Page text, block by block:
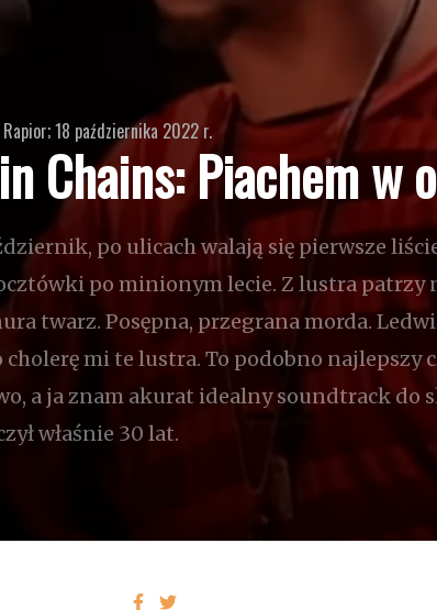
18 października 2022 r.
Chains: Piachem w
po ulicach walają się pierwsze
po minionym lecie. Z lustra patrzy
twarz. Posępna, przegrana morda.
cholerę mi te lustra. To podobno najlepszy
a ja znam akurat idealny soundtrack do
właśnie 30 lat.